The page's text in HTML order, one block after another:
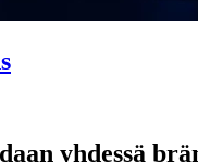
yhdessä